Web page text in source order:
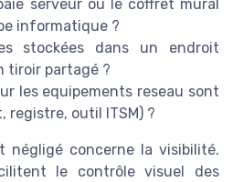
serveur ou le coffret mural
informatique ?
stockées dans un endroit
tiroir partagé ?
les equipements reseau sont
registre, outil ITSM) ?
négligé concerne la visibilité.
le contrôle visuel des